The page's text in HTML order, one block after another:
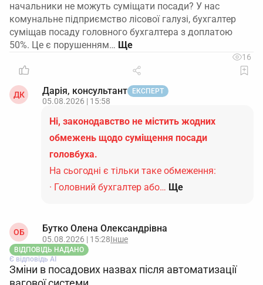
начальники не можуть суміщати посади? У нас
комунальне підприємство лісової галузі, бухгалтер
суміщав посаду головного бухгалтера з доплатою
50%. Це є порушенням…
16
ДК Дарія, консультант ЕКСПЕРТ
05.08.2026 | 15:58
Ні, законодавство не містить жодних
обмежень щодо суміщення посади
головбуха.
На сьогодні є тільки таке обмеження:
· Головний бухгалтер або… Ще
ОБ Бутко Олена Олександрівна
05.08.2026 | 15:28Інше
ВІДПОВІДЬ НАДАНО
Є відповідь АІ
Зміни в посадових назвах після автоматизації